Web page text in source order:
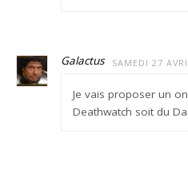
Galactus SAMEDI 27
Je vais proposer un
Deathwatch soit du